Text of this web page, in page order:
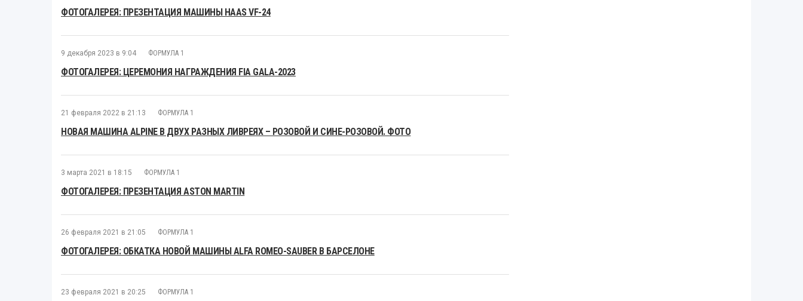
ФОТОГАЛЕРЕЯ: ПРЕЗЕНТАЦИЯ МАШИНЫ HAAS VF-24
9 декабря 2023 в 9:04 ФОРМУЛА 1
ФОТОГАЛЕРЕЯ: ЦЕРЕМОНИЯ НАГРАЖДЕНИЯ FIA GALA-2023
21 февраля 2022 в 21:13 ФОРМУЛА 1
НОВАЯ МАШИНА ALPINE В ДВУХ РАЗНЫХ ЛИВРЕЯХ – РОЗОВОЙ И СИНЕ-РОЗОВОЙ. ФОТО
3 марта 2021 в 18:15 ФОРМУЛА 1
ФОТОГАЛЕРЕЯ: ПРЕЗЕНТАЦИЯ ASTON MARTIN
26 февраля 2021 в 21:05 ФОРМУЛА 1
ФОТОГАЛЕРЕЯ: ОБКАТКА НОВОЙ МАШИНЫ ALFA ROMEO-SAUBER В БАРСЕЛОНЕ
23 февраля 2021 в 20:25 ФОРМУЛА 1